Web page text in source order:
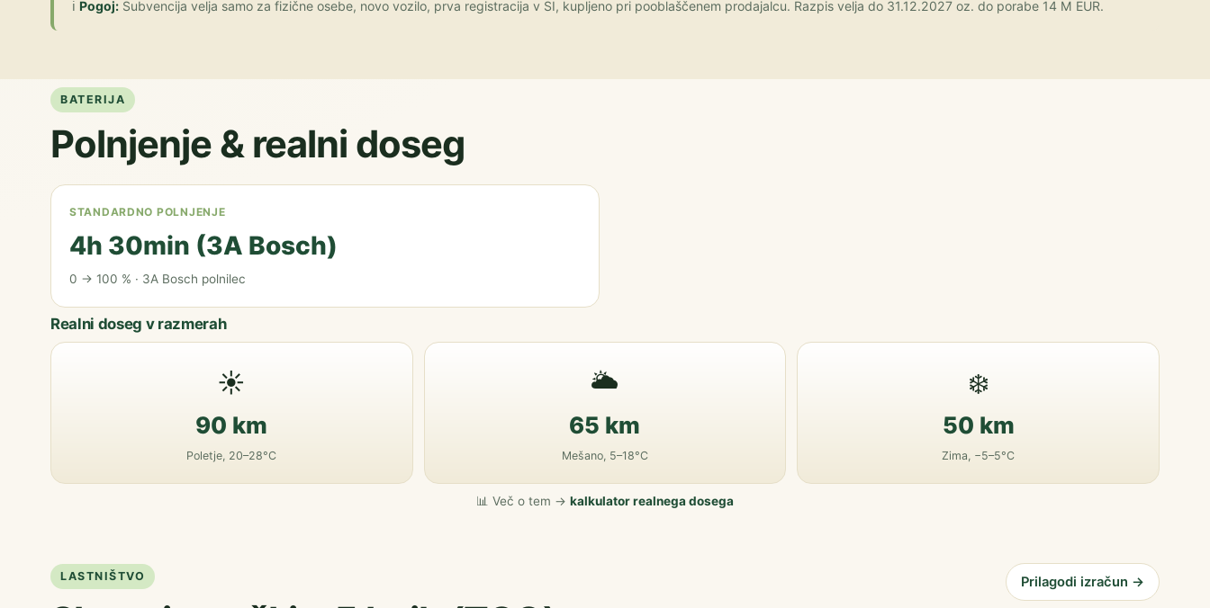
ℹ️ Pogoj: Subvencija velja samo za fizične osebe, novo vozilo, prva registracija v SI, kupljeno pri pooblaščenem prodajalcu. Razpis velja do 31.12.2027 oz. do porabe 14 M EUR.
BATERIJA
Polnjenje & realni doseg
STANDARDNO POLNJENJE
4h 30min (3A Bosch)
0 → 100 % · 3A Bosch polnilec
Realni doseg v razmerah
☀️
90 km
Poletje, 20–28°C
🌥️
65 km
Mešano, 5–18°C
❄️
50 km
Zima, −5–5°C
📊 Več o tem → kalkulator realnega dosega
LASTNIŠTVO Prilagodi izračun →